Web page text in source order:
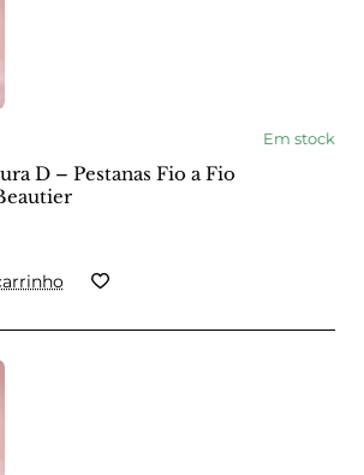
Em stock
D – Pestanas Fio a Fio